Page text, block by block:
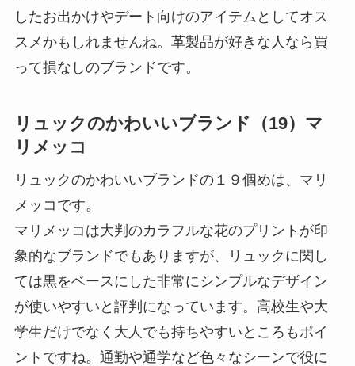
したお出かけやデート向けのアイテムとしてオス
スメかもしれませんね。革製品が好きな人なら買
って損なしのブランドです。
リュックのかわいいブランド（19）マ
リメッコ
リュックのかわいいブランドの１９個めは、マリ
メッコです。
マリメッコは大判のカラフルな花のプリントが印
象的なブランドでもありますが、リュックに関し
ては黒をベースにした非常にシンプルなデザイン
が使いやすいと評判になっています。高校生や大
学生だけでなく大人でも持ちやすいところもポイ
ントですね。通勤や通学など色々なシーンで役に